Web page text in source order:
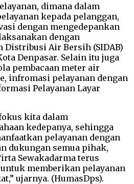
dimana dalam
kepada pelanggan,
dengan mengedepankan
dengan
Distribusi Air Bersih (SIDAB)
Denpasar. Selain itu juga
pembacaan meter air
infromasi pelayanan dengan
Pelayanan Layar
kita dalam
kedepanya, sehingga
pelayanan dengan
dukungan semua pihak,
Sewakadarma terus
memberikan pelayanan
ujarnya. (HumasDps).